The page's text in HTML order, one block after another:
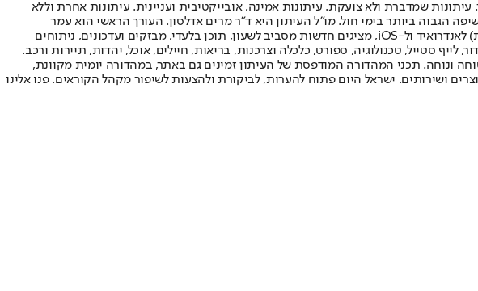
שמדברת ולא צועקת. עיתונות אמינה, אובייקטיבית ועניינית. עיתונות אחרת וללא
היום" לעיתון הישראלי בעל שיעור החשיפה הגבוה ביותר בימי חול. מו"ל העיתון היא ד"ר מרים אדלסון. העורך הראשי הוא עמר
לחמנוביץ, והעורך המייסד הוא עמוס רגב. אתרי האינטרנט של "ישראל היום" בעברית ובאנגלית, כמו כן היישומונים (אפליקציות) לאנדרואיד ול-iOS, מציגים חדשות מסביב לשעון, תוכן בלעדי, מבזקים ועדכונים, ניתוחים
לייף סטייל, טכנולוגיה, ספורט, כלכלה וצרכנות, בריאות, חיילים, אוכל, יהדות, תיירות ורכב.
ונוחה. תכני המהדורה המודפסת של העיתון זמינים גם באתר, במהדורה יומית מקוונת,
ושירותים. ישראל היום פתוח להערות, לביקורת ולהצעות לשיפור מקהל הקוראים. פנו אלינו